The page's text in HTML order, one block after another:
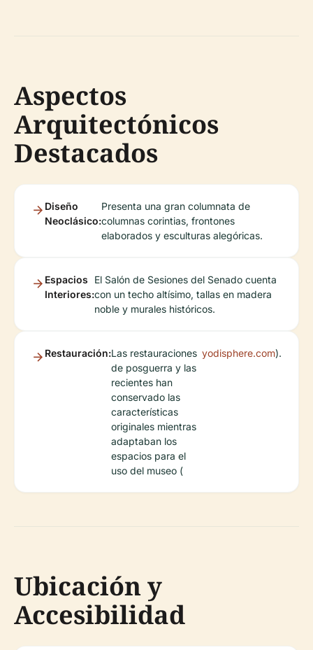
Aspectos
Arquitectónicos
Destacados
Diseño
Neoclásico:
Presenta una gran columnata de
columnas corintias, frontones
elaborados y esculturas alegóricas.
Espacios
Interiores:
El Salón de Sesiones del Senado cuenta
con un techo altísimo, tallas en madera
noble y murales históricos.
Restauración:Las restauraciones
de posguerra y las
recientes han
conservado las
características
originales mientras
adaptaban los
espacios para el
uso del museo (
yodisphere.com).
Ubicación y
Accesibilidad